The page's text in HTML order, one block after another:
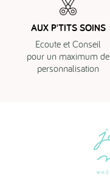
AUX P'TITS SOINS
Ecoute et Conseil
pour un maximum de
personnalisation